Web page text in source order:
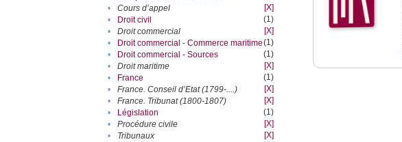
•
Cours d’appel
[X]
•
Droit civil
(1)
•
Droit commercial
[X]
•
Droit commercial - Commerce maritime(1)
•
Droit commercial - Sources
(1)
•
Droit maritime
[X]
•
France
(1)
•
France. Conseil d’Etat (1799-....)
[X]
•
France. Tribunat (1800-1807)
[X]
•
Législation
(1)
•
Procédure civile
[X]
•
Tribunaux
[X]